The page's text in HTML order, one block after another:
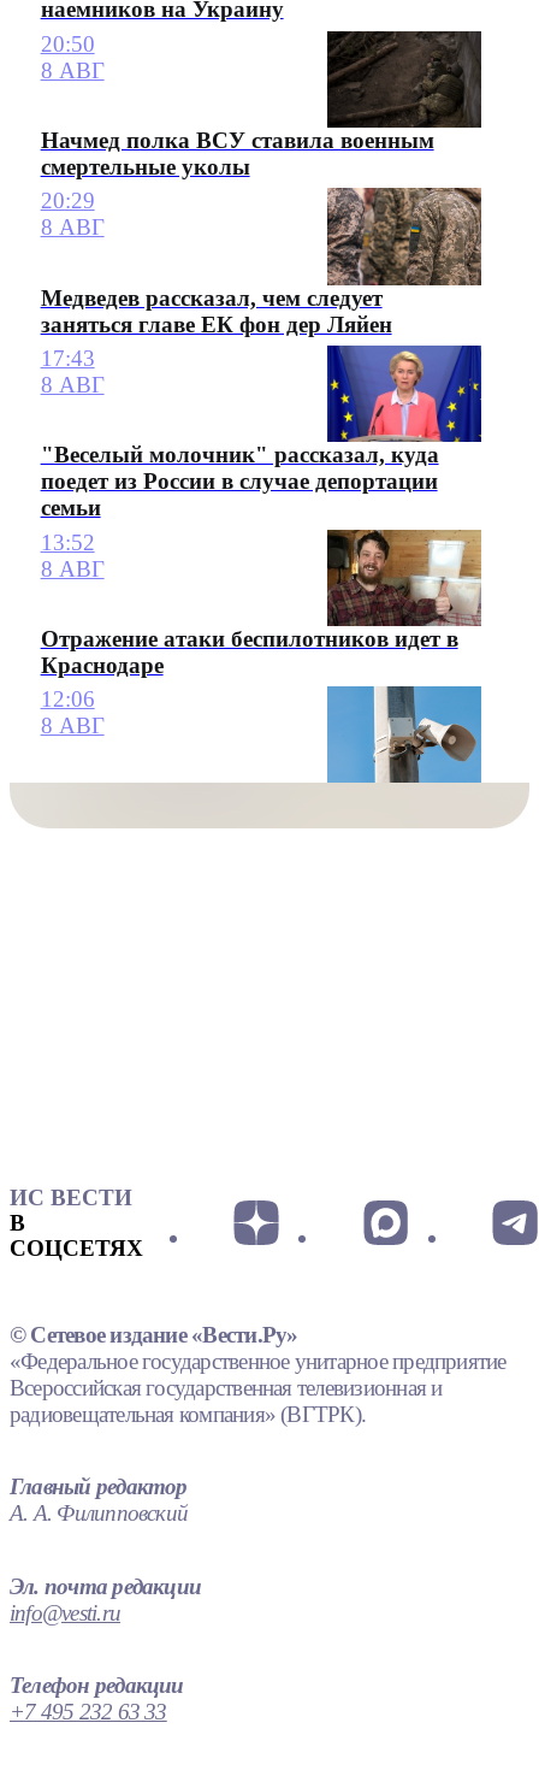
наемников на Украину
20:50
8 АВГ
Начмед полка ВСУ ставила военным
смертельные уколы
20:29
8 АВГ
Медведев рассказал, чем следует
заняться главе ЕК фон дер Ляйен
17:43
8 АВГ
"Веселый молочник" рассказал, куда
поедет из России в случае депортации
семьи
13:52
8 АВГ
Отражение атаки беспилотников идет в
Краснодаре
12:06
8 АВГ
ИС ВЕСТИ
В
СОЦСЕТЯХ
© Сетевое издание «Вести.Ру»
«Федеральное государственное унитарное предприятие
Всероссийская государственная телевизионная и
радиовещательная компания» (ВГТРК).
Главный редактор
А. А. Филипповский
Эл. почта редакции
info@vesti.ru
Телефон редакции
+7 495 232 63 33